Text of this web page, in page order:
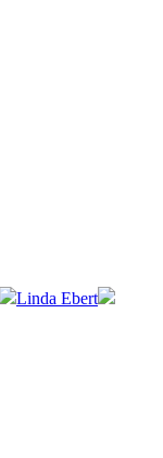
Linda Ebert